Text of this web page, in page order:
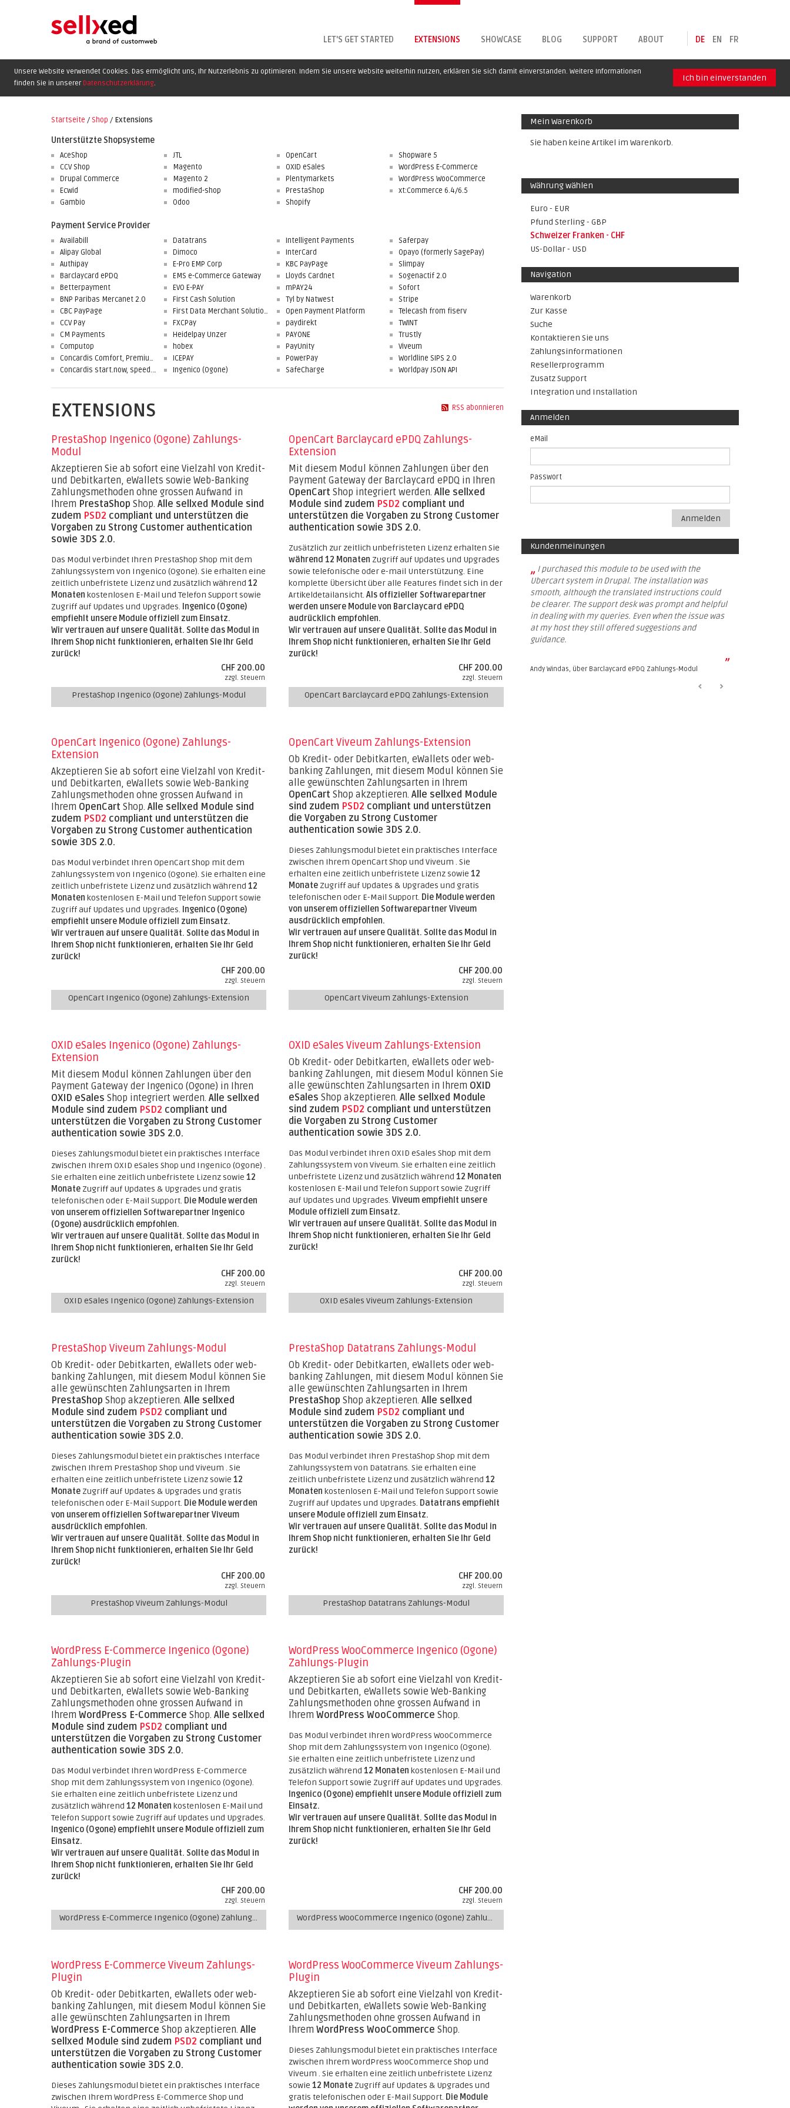
DE EN FR
LET'S GET STARTED EXTENSIONS SHOWCASE BLOG SUPPORT ABOUT
Unsere Website verwendet Cookies. Das ermöglicht uns, Ihr Nutzerlebnis zu optimieren. Indem Sie unsere Website weiterhin nutzen, erklären Sie sich damit einverstanden. Weitere Informationen
finden Sie in unserer Datenschutzerklärung.
Ich bin einverstanden
Startseite / Shop / Extensions
Unterstützte Shopsysteme
AceShop
CCV Shop
Drupal Commerce
Ecwid
Gambio
JTL
Magento
Magento 2
modified-shop
Odoo
OpenCart
OXID eSales
Plentymarkets
PrestaShop
Shopify
Shopware 5
WordPress E-Commerce
WordPress WooCommerce
xt:Commerce 6.4/6.5
Payment Service Provider
Availabill
Alipay Global
Authipay
Barclaycard ePDQ
Betterpayment
BNP Paribas Mercanet 2.0
CBC PayPage
CCV Pay
CM Payments
Computop
Concardis Comfort, Premium, Professional
Concardis start.now, speed.up, flex.pro
Datatrans
Dimoco
E-Pro EMP Corp
EMS e-Commerce Gateway
EVO E-PAY
First Cash Solution
First Data Merchant Solutions
FXCPay
Heidelpay Unzer
hobex
ICEPAY
Ingenico (Ogone)
Intelligent Payments
InterCard
KBC PayPage
Lloyds Cardnet
mPAY24
Tyl by Natwest
Open Payment Platform
paydirekt
PAYONE
PayUnity
PowerPay
SafeCharge
Saferpay
Opayo (formerly SagePay)
Slimpay
Sogenactif 2.0
Sofort
Stripe
Telecash from fiserv
TWINT
Trustly
Viveum
Worldline SIPS 2.0
Worldpay JSON API
RSS abonnieren
EXTENSIONS
PrestaShop Ingenico (Ogone) Zahlungs-
Modul
Akzeptieren Sie ab sofort eine Vielzahl von Kredit-
und Debitkarten, eWallets sowie Web-Banking
Zahlungsmethoden ohne grossen Aufwand in
Ihrem PrestaShop Shop. Alle sellxed Module sind
zudem PSD2 compliant und unterstützen die
Vorgaben zu Strong Customer authentication
sowie 3DS 2.0.
Das Modul verbindet Ihren PrestaShop Shop mit dem
Zahlungssystem von Ingenico (Ogone). Sie erhalten eine
zeitlich unbefristete Lizenz und zusätzlich während 12
Monaten kostenlosen E-Mail und Telefon Support sowie
Zugriff auf Updates und Upgrades. Ingenico (Ogone)
empfiehlt unsere Module offiziell zum Einsatz.
Wir vertrauen auf unsere Qualität. Sollte das Modul in
Ihrem Shop nicht funktionieren, erhalten Sie Ihr Geld
zurück!
CHF 200.00
zzgl. Steuern
PrestaShop Ingenico (Ogone) Zahlungs-Modul
OpenCart Barclaycard ePDQ Zahlungs-
Extension
Mit diesem Modul können Zahlungen über den
Payment Gateway der Barclaycard ePDQ in Ihren
OpenCartShop integriert werden.Alle sellxed
Module sind zudem PSD2 compliant und
unterstützen die Vorgaben zu Strong Customer
authentication sowie 3DS 2.0.
Zusätzlich zur zeitlich unbefristeten Lizenz erhalten Sie
während 12 Monaten Zugriff auf Updates und Upgrades
sowie telefonische oder e-mail Unterstützung. Eine
komplette Übersicht über alle Features findet sich in der
Artikeldetailansicht.Als offizieller Softwarepartner
werden unsere Module von Barclaycard ePDQ
audrücklich empfohlen.
Wir vertrauen auf unsere Qualität. Sollte das Modul in
Ihrem Shop nicht funktionieren, erhalten Sie Ihr Geld
zurück!
CHF 200.00
zzgl. Steuern
OpenCart Barclaycard ePDQ Zahlungs-Extension
OpenCart Ingenico (Ogone) Zahlungs-
Extension
Akzeptieren Sie ab sofort eine Vielzahl von Kredit-
und Debitkarten, eWallets sowie Web-Banking
Zahlungsmethoden ohne grossen Aufwand in
Ihrem OpenCart Shop. Alle sellxed Module sind
zudem PSD2 compliant und unterstützen die
Vorgaben zu Strong Customer authentication
sowie 3DS 2.0.
Das Modul verbindet Ihren OpenCart Shop mit dem
Zahlungssystem von Ingenico (Ogone). Sie erhalten eine
zeitlich unbefristete Lizenz und zusätzlich während 12
Monaten kostenlosen E-Mail und Telefon Support sowie
Zugriff auf Updates und Upgrades. Ingenico (Ogone)
empfiehlt unsere Module offiziell zum Einsatz.
Wir vertrauen auf unsere Qualität. Sollte das Modul in
Ihrem Shop nicht funktionieren, erhalten Sie Ihr Geld
zurück!
CHF 200.00
zzgl. Steuern
OpenCart Ingenico (Ogone) Zahlungs-Extension
OpenCart Viveum Zahlungs-Extension
Ob Kredit- oder Debitkarten, eWallets oder web-
banking Zahlungen, mit diesem Modul können Sie
alle gewünschten Zahlungsarten in Ihrem
OpenCart Shop akzeptieren.Alle sellxed Module
sind zudem PSD2 compliant und unterstützen
die Vorgaben zu Strong Customer
authentication sowie 3DS 2.0.
Dieses Zahlungsmodul bietet ein praktisches Interface
zwischen Ihrem OpenCart Shop und Viveum . Sie
erhalten eine zeitlich unbefristete Lizenz sowie12
Monate Zugriff auf Updates & Upgrades und gratis
telefonischen oder E-Mail Support. Die Module werden
von unserem offiziellen Softwarepartner Viveum
ausdrücklich empfohlen.
Wir vertrauen auf unsere Qualität. Sollte das Modul in
Ihrem Shop nicht funktionieren, erhalten Sie Ihr Geld
zurück!
CHF 200.00
zzgl. Steuern
OpenCart Viveum Zahlungs-Extension
OXID eSales Ingenico (Ogone) Zahlungs-
Extension
Mit diesem Modul können Zahlungen über den
Payment Gateway der Ingenico (Ogone) in Ihren
OXID eSales Shop integriert werden. Alle sellxed
Module sind zudem PSD2 compliant und
unterstützen die Vorgaben zu Strong Customer
authentication sowie 3DS 2.0.
Dieses Zahlungsmodul bietet ein praktisches Interface
zwischen Ihrem OXID eSales Shop und Ingenico (Ogone) .
Sie erhalten eine zeitlich unbefristete Lizenz sowie 12
Monate Zugriff auf Updates & Upgrades und gratis
telefonischen oder E-Mail Support. Die Module werden
von unserem offiziellen Softwarepartner Ingenico
(Ogone) ausdrücklich empfohlen.
Wir vertrauen auf unsere Qualität. Sollte das Modul in
Ihrem Shop nicht funktionieren, erhalten Sie Ihr Geld
zurück!
CHF 200.00
zzgl. Steuern
OXID eSales Ingenico (Ogone) Zahlungs-Extension
OXID eSales Viveum Zahlungs-Extension
Ob Kredit- oder Debitkarten, eWallets oder web-
banking Zahlungen, mit diesem Modul können Sie
alle gewünschten Zahlungsarten in Ihrem OXID
eSales Shop akzeptieren.Alle sellxed Module
sind zudem PSD2 compliant und unterstützen
die Vorgaben zu Strong Customer
authentication sowie 3DS 2.0.
Das Modul verbindet Ihren OXID eSales Shop mit dem
Zahlungssystem von Viveum. Sie erhalten eine zeitlich
unbefristete Lizenz und zusätzlich während12 Monaten
kostenlosen E-Mail und Telefon Support sowie Zugriff
auf Updates und Upgrades. Viveum empfiehlt unsere
Module offiziell zum Einsatz.
Wir vertrauen auf unsere Qualität. Sollte das Modul in
Ihrem Shop nicht funktionieren, erhalten Sie Ihr Geld
zurück!
CHF 200.00
zzgl. Steuern
OXID eSales Viveum Zahlungs-Extension
PrestaShop Viveum Zahlungs-Modul
Ob Kredit- oder Debitkarten, eWallets oder web-
banking Zahlungen, mit diesem Modul können Sie
alle gewünschten Zahlungsarten in Ihrem
PrestaShop Shop akzeptieren. Alle sellxed
Module sind zudem PSD2 compliant und
unterstützen die Vorgaben zu Strong Customer
authentication sowie 3DS 2.0.
Dieses Zahlungsmodul bietet ein praktisches Interface
zwischen Ihrem PrestaShop Shop und Viveum . Sie
erhalten eine zeitlich unbefristete Lizenz sowie 12
Monate Zugriff auf Updates & Upgrades und gratis
telefonischen oder E-Mail Support. Die Module werden
von unserem offiziellen Softwarepartner Viveum
ausdrücklich empfohlen.
Wir vertrauen auf unsere Qualität. Sollte das Modul in
Ihrem Shop nicht funktionieren, erhalten Sie Ihr Geld
zurück!
CHF 200.00
zzgl. Steuern
PrestaShop Viveum Zahlungs-Modul
PrestaShop Datatrans Zahlungs-Modul
Ob Kredit- oder Debitkarten, eWallets oder web-
banking Zahlungen, mit diesem Modul können Sie
alle gewünschten Zahlungsarten in Ihrem
PrestaShop Shop akzeptieren.Alle sellxed
Module sind zudem PSD2 compliant und
unterstützen die Vorgaben zu Strong Customer
authentication sowie 3DS 2.0.
Das Modul verbindet Ihren PrestaShop Shop mit dem
Zahlungssystem von Datatrans. Sie erhalten eine
zeitlich unbefristete Lizenz und zusätzlich während12
Monaten kostenlosen E-Mail und Telefon Support sowie
Zugriff auf Updates und Upgrades. Datatrans empfiehlt
unsere Module offiziell zum Einsatz.
Wir vertrauen auf unsere Qualität. Sollte das Modul in
Ihrem Shop nicht funktionieren, erhalten Sie Ihr Geld
zurück!
CHF 200.00
zzgl. Steuern
PrestaShop Datatrans Zahlungs-Modul
WordPress E-Commerce Ingenico (Ogone)
Zahlungs-Plugin
Akzeptieren Sie ab sofort eine Vielzahl von Kredit-
und Debitkarten, eWallets sowie Web-Banking
Zahlungsmethoden ohne grossen Aufwand in
Ihrem WordPress E-Commerce Shop. Alle sellxed
Module sind zudem PSD2 compliant und
unterstützen die Vorgaben zu Strong Customer
authentication sowie 3DS 2.0.
Das Modul verbindet Ihren WordPress E-Commerce
Shop mit dem Zahlungssystem von Ingenico (Ogone).
Sie erhalten eine zeitlich unbefristete Lizenz und
zusätzlich während 12 Monaten kostenlosen E-Mail und
Telefon Support sowie Zugriff auf Updates und Upgrades.
Ingenico (Ogone) empfiehlt unsere Module offiziell zum
Einsatz.
Wir vertrauen auf unsere Qualität. Sollte das Modul in
Ihrem Shop nicht funktionieren, erhalten Sie Ihr Geld
zurück!
CHF 200.00
zzgl. Steuern
WordPress E-Commerce Ingenico (Ogone) Zahlungs-Plugin
WordPress WooCommerce Ingenico (Ogone)
Zahlungs-Plugin
Akzeptieren Sie ab sofort eine Vielzahl von Kredit-
und Debitkarten, eWallets sowie Web-Banking
Zahlungsmethoden ohne grossen Aufwand in
IhremWordPress WooCommerceShop.
Das Modul verbindet Ihren WordPress WooCommerce
Shop mit dem Zahlungssystem von Ingenico (Ogone).
Sie erhalten eine zeitlich unbefristete Lizenz und
zusätzlich während12 Monaten kostenlosen E-Mail und
Telefon Support sowie Zugriff auf Updates und Upgrades.
Ingenico (Ogone) empfiehlt unsere Module offiziell zum
Einsatz.
Wir vertrauen auf unsere Qualität. Sollte das Modul in
Ihrem Shop nicht funktionieren, erhalten Sie Ihr Geld
zurück!
CHF 200.00
zzgl. Steuern
WordPress WooCommerce Ingenico (Ogone) Zahlungs-Plugin
WordPress E-Commerce Viveum Zahlungs-
Plugin
Ob Kredit- oder Debitkarten, eWallets oder web-
banking Zahlungen, mit diesem Modul können Sie
alle gewünschten Zahlungsarten in Ihrem
WordPress E-Commerce Shop akzeptieren. Alle
sellxed Module sind zudem PSD2 compliant und
unterstützen die Vorgaben zu Strong Customer
authentication sowie 3DS 2.0.
Dieses Zahlungsmodul bietet ein praktisches Interface
zwischen Ihrem WordPress E-Commerce Shop und
WordPress WooCommerce Viveum Zahlungs-
Plugin
Akzeptieren Sie ab sofort eine Vielzahl von Kredit-
und Debitkarten, eWallets sowie Web-Banking
Zahlungsmethoden ohne grossen Aufwand in
IhremWordPress WooCommerceShop.
Dieses Zahlungsmodul bietet ein praktisches Interface
zwischen Ihrem WordPress WooCommerce Shop und
Viveum . Sie erhalten eine zeitlich unbefristete Lizenz
sowie12 Monate Zugriff auf Updates & Upgrades und
gratis telefonischen oder E-Mail Support. Die Module
Mein Warenkorb
Sie haben keine Artikel im Warenkorb.
Währung wählen
Euro - EUR
Pfund Sterling - GBP
Schweizer Franken - CHF
US-Dollar - USD
Navigation
Warenkorb
Zur Kasse
Suche
Kontaktieren Sie uns
Zahlungsinformationen
Resellerprogramm
Zusatz Support
Integration und Installation
Anmelden
eMail
Passwort
Anmelden
Kundenmeinungen
„ I purchased this module to be used with the
Ubercart system in Drupal. The installation was
smooth, although the translated instructions could
be clearer. The support desk was prompt and helpful
in dealing with my queries. Even when the issue was
at my host they still offered suggestions and
guidance.
”
Andy Windas, über Barclaycard ePDQ Zahlungs-Modul